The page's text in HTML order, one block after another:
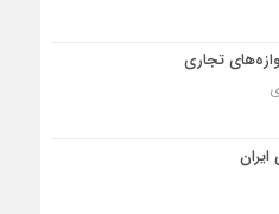
تجاری
ایران